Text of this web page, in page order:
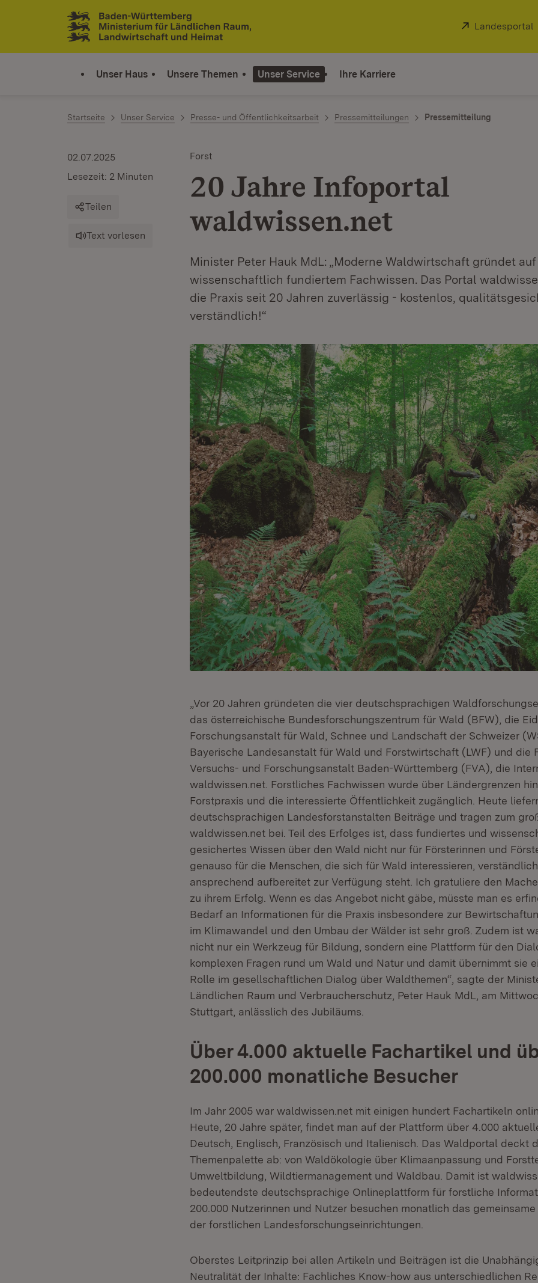
Zum Inhalt springen
Link zur Startseite
Extern:
Landesportal
Unser Haus Unsere Themen Unser Service Ihre Karriere
Startseite Unser Service Presse- und Öffentlichkeitsarbeit Pressemitteilungen Pressemitteilung
Forst
20 Jahre Infoportal
waldwissen.net
Minister Peter Hauk MdL: „Moderne Waldwirtschaft gründet auf
wissenschaftlich fundiertem Fachwissen. Das Portal
die Praxis seit 20 Jahren zuverlässig - kostenlos,
verständlich!“
02.07.2025
Lesezeit: 2 Minuten
Teilen
Text vorlesen
„Vor 20 Jahren gründeten die vier deutschsprachigen
das österreichische Bundesforschungszentrum für Wald (BFW), die
Forschungsanstalt für Wald, Schnee und Landschaft der Schweizer
Bayerische Landesanstalt für Wald und Forstwirtschaft (LWF) und die
Versuchs- und Forschungsanstalt Baden-Württemberg (FVA), die
waldwissen.net. Forstliches Fachwissen wurde über Ländergrenzen
Forstpraxis und die interessierte Öffentlichkeit zugänglich. Heute
deutschsprachigen Landesforstanstalten Beiträge und tragen zum
waldwissen.net bei. Teil des Erfolges ist, dass fundiertes und
gesichertes Wissen über den Wald nicht nur für Försterinnen und
genauso für die Menschen, die sich für Wald interessieren,
ansprechend aufbereitet zur Verfügung steht. Ich gratuliere den
zu ihrem Erfolg. Wenn es das Angebot nicht gäbe, müsste man es
Bedarf an Informationen für die Praxis insbesondere zur
im Klimawandel und den Umbau der Wälder ist sehr groß. Zudem ist
nicht nur ein Werkzeug für Bildung, sondern eine Plattform für den
komplexen Fragen rund um Wald und Natur und damit übernimmt sie
Rolle im gesellschaftlichen Dialog über Waldthemen“, sagte der
Ländlichen Raum und Verbraucherschutz, Peter Hauk MdL, am
Stuttgart, anlässlich des Jubiläums.
Über 4.000 aktuelle Fachartikel und
200.000 monatliche Besucher
Im Jahr 2005 war waldwissen.net mit einigen hundert Fachartikeln
Heute, 20 Jahre später, findet man auf der Plattform über 4.000
Deutsch, Englisch, Französisch und Italienisch. Das Waldportal deckt
Themenpalette ab: von Waldökologie über Klimaanpassung und
Umweltbildung, Wildtiermanagement und Waldbau. Damit ist
bedeutendste deutschsprachige Onlineplattform für forstliche
200.000 Nutzerinnen und Nutzer besuchen monatlich das
der forstlichen Landesforschungseinrichtungen.
Oberstes Leitprinzip bei allen Artikeln und Beiträgen ist die
Neutralität der Inhalte: Fachliches Know-how aus unterschiedlichen